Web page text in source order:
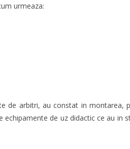
urmeaza:
de arbitri, au constat in montarea,
de uz didactic ce au in